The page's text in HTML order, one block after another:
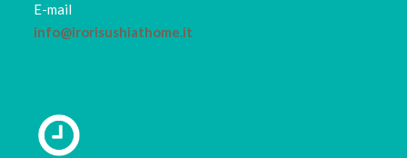
E-mail
info@irorisushiathome.it